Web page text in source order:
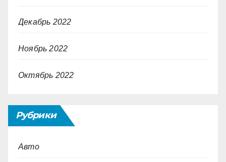
Декабрь 2022
Ноябрь 2022
Октябрь 2022
Рубрики
Авто